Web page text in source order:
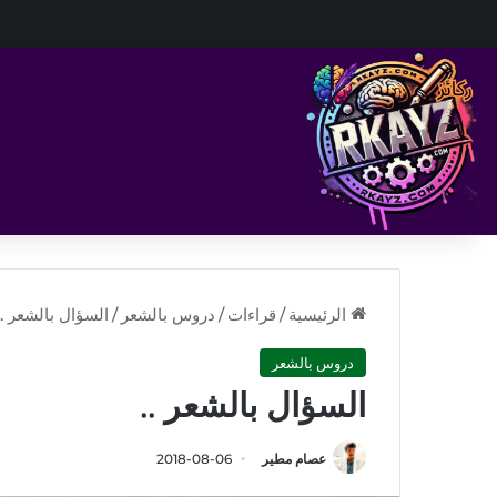
الرئيسية / قراءات / دروس بالشعر / السؤال بالشعر
دروس بالشعر
السؤال بالشعر ..
عصام مطير 2018-08-06